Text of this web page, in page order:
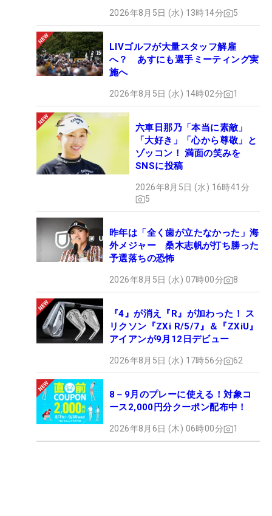
2026年8月5日 (水) 13時14分 5
LIVゴルフが大量スタッフ解雇
へ？ あすにも選手ミーティング実
施へ
2026年8月5日 (水) 14時02分 1
六車日那乃「本当に素敵」
「大好き」「心から尊敬」と
ゾッコン！ 満面の笑みを
SNSに投稿
2026年8月5日 (水) 16時41分
5
昨年は「全く歯が立たなかった」海
外メジャー 桑木志帆が打ち勝った
予選落ちの恐怖
2026年8月5日 (水) 07時00分 8
『4』が消え『R』が加わった！ ス
リクソン『ZXi R/5/7』＆『ZXiU』
アイアンが9月12日デビュー
2026年8月5日 (水) 17時56分 62
8－9月のプレーに使える！対象コ
ース2,000円分クーポン配布中！
2026年8月6日 (木) 06時00分 1